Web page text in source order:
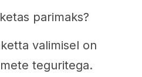
parimaks?
valimisel on
teguritega.